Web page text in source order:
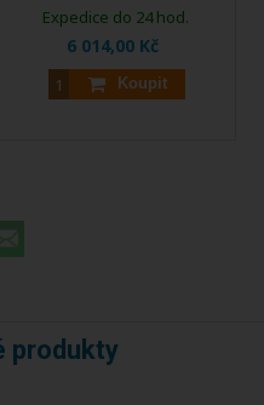
6 014,00 Kč
Koupit
Expedice do 24 hod.
produkty